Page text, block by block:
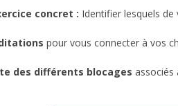
concret : Identifier lesquels
pour vous connecter à vos
des différents blocages associés